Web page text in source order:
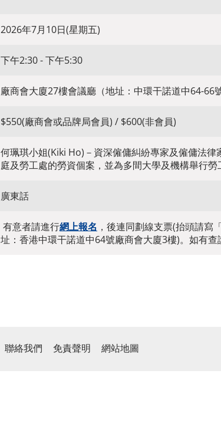
2026年7月10日(星期五)
下午2:30 - 下午5:30
廠商會大廈27樓會議廳（地址：中環干諾道中64-66號
$550(廠商會或品牌局會員) / $600(非會員)
何珮琪小姐(Kiki Ho)－資深僱傭糾紛專家及僱傭法
庭及勞工處的勞資個案，並為多間大學及機構舉行勞
廣東話
有意者請進行網上報名 ，後連同劃線支票(抬頭請寫
址：香港中環干諾道中64號廠商會大廈3樓)。如有查
聯絡我們 免責聲明 網站地圖